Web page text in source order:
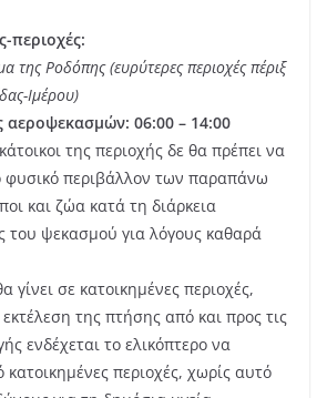
περιοχές:
της Ροδόπης (ευρύτερες περιοχές πέριξ
Ιμέρου)
αεροψεκασμών: 06:00 – 14:00
της περιοχής δε θα πρέπει να
φυσικό περιβάλλον των παραπάνω
και ζώα κατά τη διάρκεια
του ψεκασμού για λόγους καθαρά
γίνει σε κατοικημένες περιοχές,
της πτήσης από και προς τις
ενδέχεται το ελικόπτερο να
κατοικημένες περιοχές, χωρίς αυτό